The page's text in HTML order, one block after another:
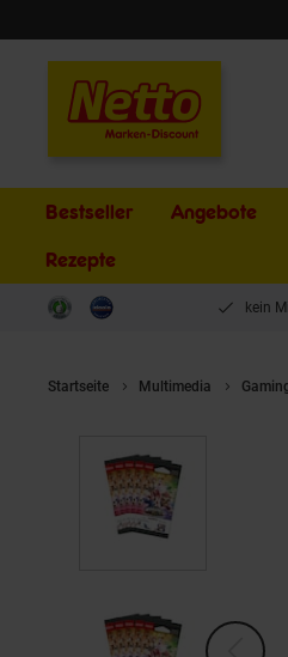
Bestseller Angebote
Rezepte
kein
Startseite Multimedia